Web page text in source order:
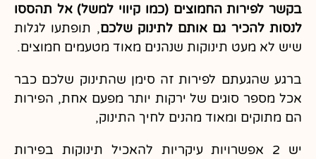
בקשר לפירות החמוצים (כמו קיווי למשל) אל תהססו
לנסות להכיר גם אותם לתינוק שלכם, תופתעו לגלות
שיש לא מעט תינוקות שנהנים מאוד מטעמים חמוצים.
ברגע שהגעתם לפירות זה סימן שהתינוק שלכם כבר
אכל מספר סוגים של ירקות יותר מפעם אחת, הפירות
הם מתוקים ומאוד מהנים לחיך התינוק,
יש 2 אפשרויות עיקריות להאכיל תינוקות בפירות